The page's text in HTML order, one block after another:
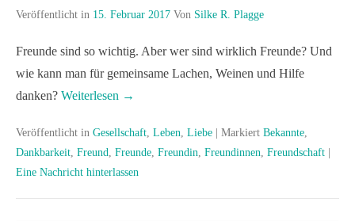
Veröffentlicht in 15. Februar 2017 Von Silke R. Plagge
Freunde sind so wichtig. Aber wer sind wirklich Freunde? Und
wie kann man für gemeinsame Lachen, Weinen und Hilfe
danken? Weiterlesen →
Veröffentlicht in Gesellschaft, Leben, Liebe Markiert Bekannte,
Dankbarkeit, Freund, Freunde, Freundin, Freundinnen, Freundschaft
Eine Nachricht hinterlassen